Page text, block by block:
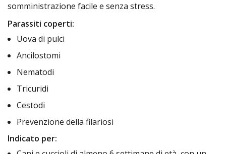
somministrazione facile e senza stress.
Parassiti coperti:
Uova di pulci
Ancilostomi
Nematodi
Tricuridi
Cestodi
Prevenzione della filariosi
Indicato per: